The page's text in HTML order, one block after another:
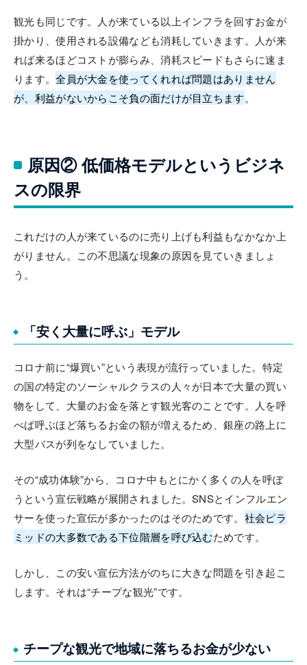
観光も同じです。人が来ている以上インフラを回すお金が
掛かり、使用される設備なども消耗していきます。人が来
れば来るほどコストが膨らみ、消耗スピードもさらに速ま
ります。全員が大金を使ってくれれば問題はありません
が、利益がないからこそ負の面だけが目立ちます。
原因② 低価格モデルというビジネ
スの限界
これだけの人が来ているのに売り上げも利益もなかなか上
がりません。この不思議な現象の原因を見ていきましょ
う。
「安く大量に呼ぶ」モデル
コロナ前に“爆買い”という表現が流行っていました。特定
の国の特定のソーシャルクラスの人々が日本で大量の買い
物をして、大量のお金を落とす観光客のことです。人を呼
べば呼ぶほど落ちるお金の額が増えるため、銀座の路上に
大型バスが列をなしていました。
その“成功体験”から、コロナ中もとにかく多くの人を呼ぼ
うという宣伝戦略が展開されました。SNSとインフルエン
サーを使った宣伝が多かったのはそのためです。 社会ピラ
ミッドの大多数である下位階層を呼び込むためです。
しかし、この安い宣伝方法がのちに大きな問題を引き起こ
します。それは“チープな観光”です。
チープな観光で地域に落ちるお金が少ない